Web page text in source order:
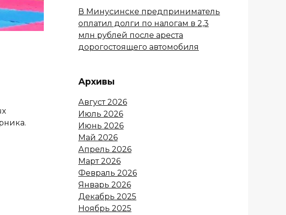
В Минусинске предприниматель
оплатил долги по налогам в 2,3
млн рублей после ареста
дорогостоящего автомобиля
Архивы
Август 2026
Июль 2026
Июнь 2026
Май 2026
Апрель 2026
Март 2026
Февраль 2026
Январь 2026
Декабрь 2025
Ноябрь 2025